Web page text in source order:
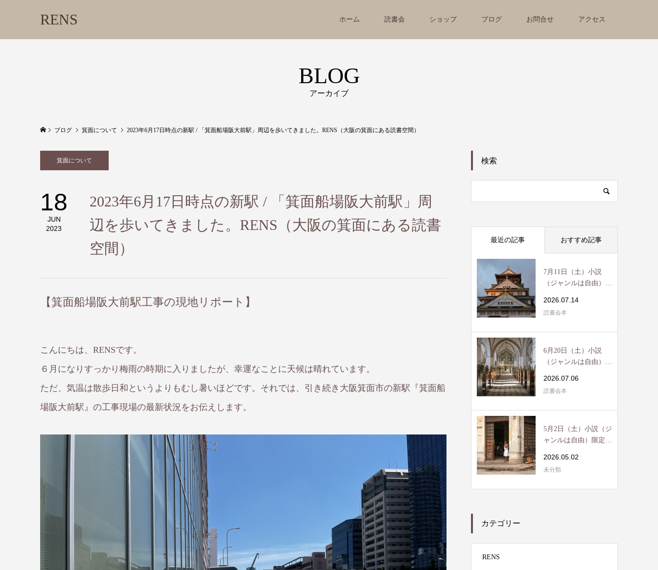
RENS ホーム 読書会 ショップ ブログ お問合せ アクセス
BLOG
アーカイブ
ブログ 箕面について 2023年6月17日時点の新駅 / 「箕面船場阪大前駅」周辺を歩いてきました。RENS（大阪の箕面にある読書空間）
箕面について
18
JUN
2023
2023年6月17日時点の新駅 / 「箕面船場阪大前駅」周
辺を歩いてきました。RENS（大阪の箕面にある読書
空間）
【箕面船場阪大前駅工事の現地リポート】
こんにちは、RENSです。
６月になりすっかり梅雨の時期に入りましたが、幸運なことに天候は晴れています。
ただ、気温は散歩日和というよりもむし暑いほどです。それでは、引き続き大阪箕面市の新駅『箕面船
場阪大前駅』の工事現場の最新状況をお伝えします。
検索
最近の記事 おすすめ記事
7月11日（土）小説
（ジャンルは自由）限
2026.07.14
読書会本
6月20日（土）小説
（ジャンルは自由）限
2026.07.06
読書会本
5月2日（土）小説（ジ
ャンルは自由）限定読
2026.05.02
未分類
カテゴリー
RENS